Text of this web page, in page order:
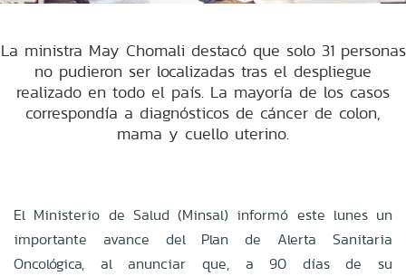
La ministra May Chomali destacó que solo 31 personas
no pudieron ser localizadas tras el despliegue
realizado en todo el país. La mayoría de los casos
correspondía a diagnósticos de cáncer de colon,
mama y cuello uterino.
El Ministerio de Salud (Minsal) informó este lunes un
importante avance del Plan de Alerta Sanitaria
Oncológica, al anunciar que, a 90 días de su